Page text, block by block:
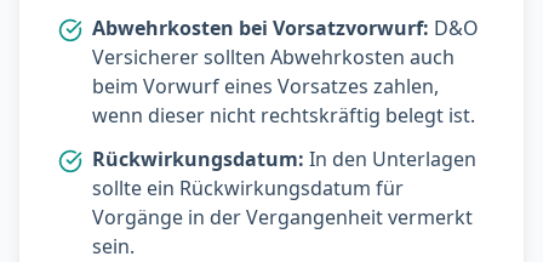
Abwehrkosten bei Vorsatzvorwurf: D&O
Versicherer sollten Abwehrkosten auch
beim Vorwurf eines Vorsatzes zahlen,
wenn dieser nicht rechtskräftig belegt ist.
Rückwirkungsdatum: In den Unterlagen
sollte ein Rückwirkungsdatum für
Vorgänge in der Vergangenheit vermerkt
sein.